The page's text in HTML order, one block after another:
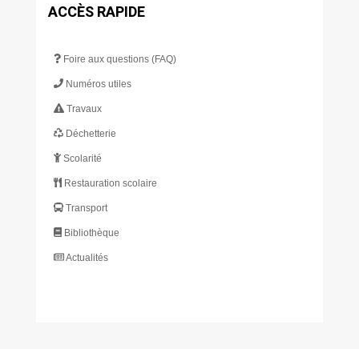
ACCÈS RAPIDE
Foire aux questions (FAQ)
Numéros utiles
Travaux
Déchetterie
Scolarité
Restauration scolaire
Transport
Bibliothèque
Actualités